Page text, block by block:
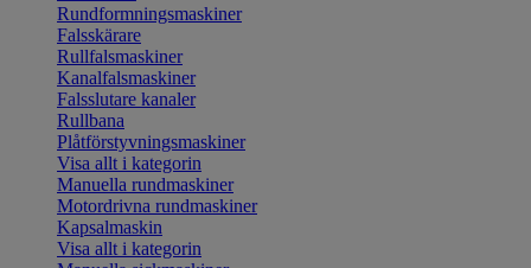
Rundformningsmaskiner
Falsskärare
Rullfalsmaskiner
Kanalfalsmaskiner
Falsslutare kanaler
Rullbana
Plåtförstyvningsmaskiner
Visa allt i kategorin
Manuella rundmaskiner
Motordrivna rundmaskiner
Kapsalmaskin
Visa allt i kategorin